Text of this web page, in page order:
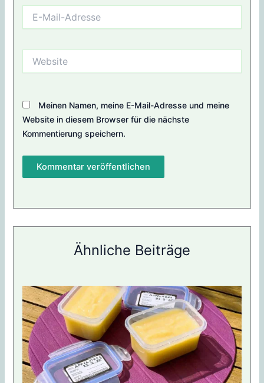
Mail-
Meinen Namen, meine E-Mail-Adresse und meine
Website in diesem Browser für die nächste
Kommentierung speichern.
Ähnliche Beiträge